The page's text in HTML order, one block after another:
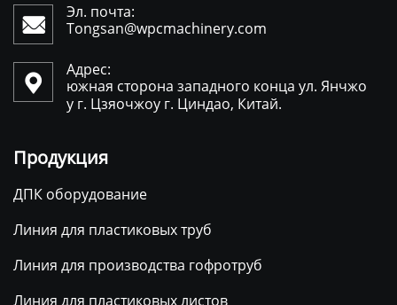

Эл. почта:
Tongsan@wpcmachinery.com

Адрес:
южная сторона западного конца ул. Янчжо
у г. Цзяочжоу г. Циндао, Китай.
Продукция
ДПК оборудование
Линия для пластиковых труб
Линия для производства гофротруб
Линия для пластиковых листов